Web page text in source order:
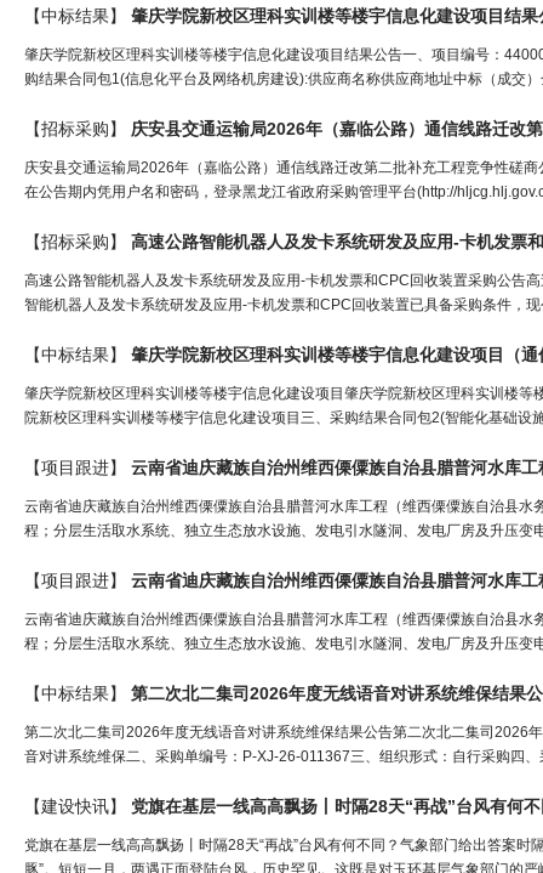
【中标结果】 肇庆学院新校区理科实训楼等楼宇信息化建设项目结果
肇庆学院新校区理科实训楼等楼宇信息化建设项目结果公告一、项目编号：
购结果合同包1(信息化平台及网络机房建设):供应商名称供应商地址中标（成交
【招标采购】 庆安县交通运输局2026年（嘉临公路） 通信线路迁改
庆安县交通运输局2026年（嘉临公路）通信线路迁改第二批补充工程竞争性磋
在公告期内凭用户名和密码，登录黑龙江省政府采购管理平台(http://
【招标采购】 高速公路智能机器人及发卡系统研发及应用-卡机发票
高速公路智能机器人及发卡系统研发及应用-卡机发票和CPC回收装置采购公告
智能机器人及发卡系统研发及应用-卡机发票和CPC回收装置已具备采购条件，
【中标结果】 肇庆学院新校区理科实训楼等楼宇信息化建设项目（通
肇庆学院新校区理科实训楼等楼宇信息化建设项目肇庆学院新校区理科实训楼
院新校区理科实训楼等楼宇信息化建设项目三、采购结果合同包2(智能化基础设
【项目跟进】 云南省迪庆藏族自治州维西傈僳族自治县腊普河水库
云南省迪庆藏族自治州维西傈僳族自治县腊普河水库工程（维西傈僳族自治县
程；分层生活取水系统、独立生态放水设施、发电引水隧洞、发电厂房及升压
【项目跟进】 云南省迪庆藏族自治州维西傈僳族自治县腊普河水库
云南省迪庆藏族自治州维西傈僳族自治县腊普河水库工程（维西傈僳族自治县
程；分层生活取水系统、独立生态放水设施、发电引水隧洞、发电厂房及升压
【中标结果】 第二次北二集司2026年度无线语音对讲系统维保结果
第二次北二集司2026年度无线语音对讲系统维保结果公告第二次北二集司2026
音对讲系统维保二、采购单编号：P-XJ-26-011367三、组织形式：自行采购四
【建设快讯】 党旗在基层一线高高飘扬丨时隔28天“再战”台风有何
党旗在基层一线高高飘扬丨时隔28天“再战”台风有何不同？气象部门给出答案
豚”。短短一月，两遇正面登陆台风，历史罕见。这既是对玉环基层气象部门的